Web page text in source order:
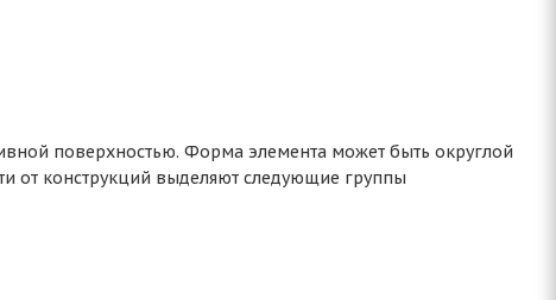
поверхностью. Форма элемента может быть округлой
от конструкций выделяют следующие группы